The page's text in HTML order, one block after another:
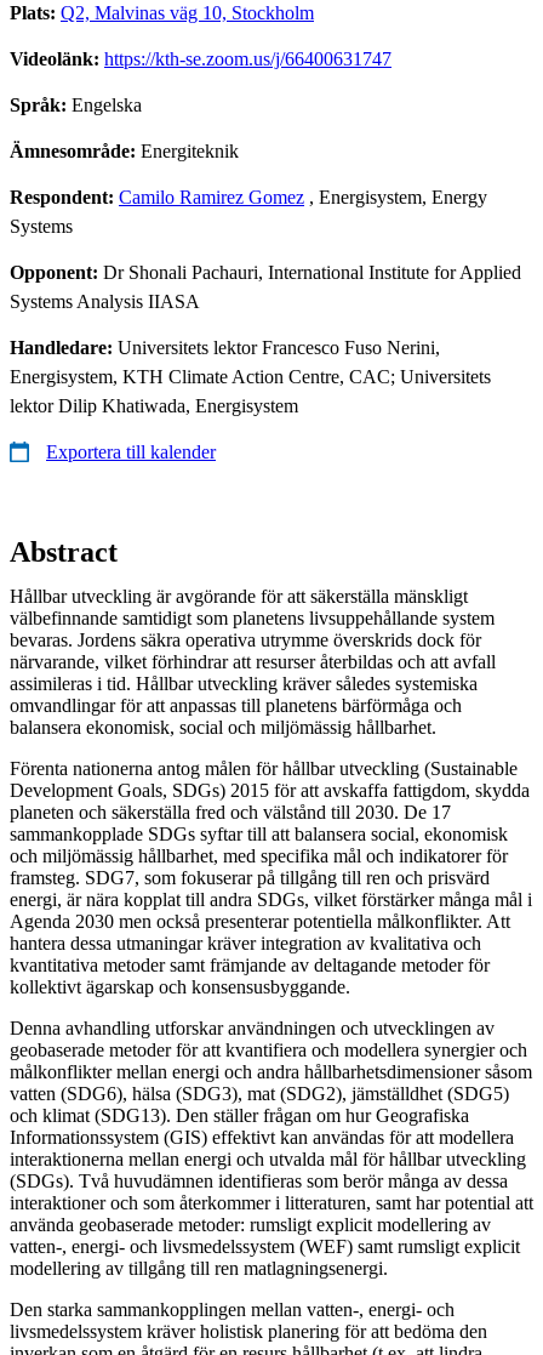
Plats: Q2, Malvinas väg 10, Stockholm
Videolänk: https://kth-se.zoom.us/j/66400631747
Språk: Engelska
Ämnesområde: Energiteknik
Respondent: Camilo Ramirez Gomez , Energisystem, Energy
Systems
Opponent: Dr Shonali Pachauri, International Institute for Applied
Systems Analysis IIASA
Handledare: Universitets lektor Francesco Fuso Nerini,
Energisystem, KTH Climate Action Centre, CAC; Universitets
lektor Dilip Khatiwada, Energisystem
Exportera till kalender
Abstract
Hållbar utveckling är avgörande för att säkerställa mänskligt
välbefinnande samtidigt som planetens livsuppehållande system
bevaras. Jordens säkra operativa utrymme överskrids dock för
närvarande, vilket förhindrar att resurser återbildas och att avfall
assimileras i tid. Hållbar utveckling kräver således systemiska
omvandlingar för att anpassas till planetens bärförmåga och
balansera ekonomisk, social och miljömässig hållbarhet.
Förenta nationerna antog målen för hållbar utveckling (Sustainable
Development Goals, SDGs) 2015 för att avskaffa fattigdom, skydda
planeten och säkerställa fred och välstånd till 2030. De 17
sammankopplade SDGs syftar till att balansera social, ekonomisk
och miljömässig hållbarhet, med specifika mål och indikatorer för
framsteg. SDG7, som fokuserar på tillgång till ren och prisvärd
energi, är nära kopplat till andra SDGs, vilket förstärker många mål i
Agenda 2030 men också presenterar potentiella målkonflikter. Att
hantera dessa utmaningar kräver integration av kvalitativa och
kvantitativa metoder samt främjande av deltagande metoder för
kollektivt ägarskap och konsensusbyggande.
Denna avhandling utforskar användningen och utvecklingen av
geobaserade metoder för att kvantifiera och modellera synergier och
målkonflikter mellan energi och andra hållbarhetsdimensioner såsom
vatten (SDG6), hälsa (SDG3), mat (SDG2), jämställdhet (SDG5)
och klimat (SDG13). Den ställer frågan om hur Geografiska
Informationssystem (GIS) effektivt kan användas för att modellera
interaktionerna mellan energi och utvalda mål för hållbar utveckling
(SDGs). Två huvudämnen identifieras som berör många av dessa
interaktioner och som återkommer i litteraturen, samt har potential att
använda geobaserade metoder: rumsligt explicit modellering av
vatten-, energi- och livsmedelssystem (WEF) samt rumsligt explicit
modellering av tillgång till ren matlagningsenergi.
Den starka sammankopplingen mellan vatten-, energi- och
livsmedelssystem kräver holistisk planering för att bedöma den